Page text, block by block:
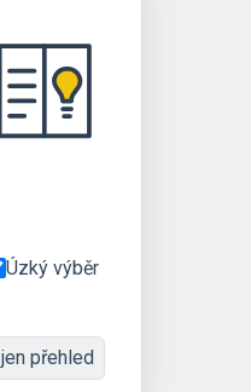
Úzký výběr
jen přehled